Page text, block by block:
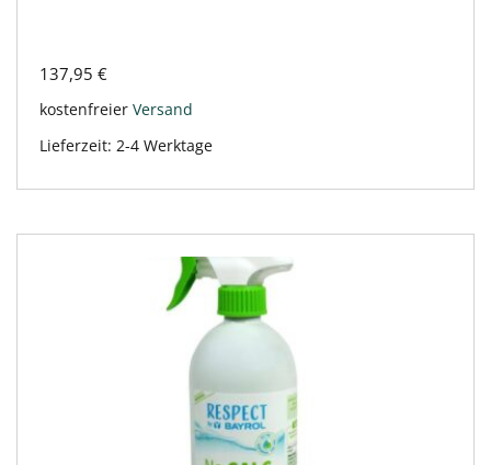
137,95 €
kostenfreier Versand
Lieferzeit: 2-4 Werktage